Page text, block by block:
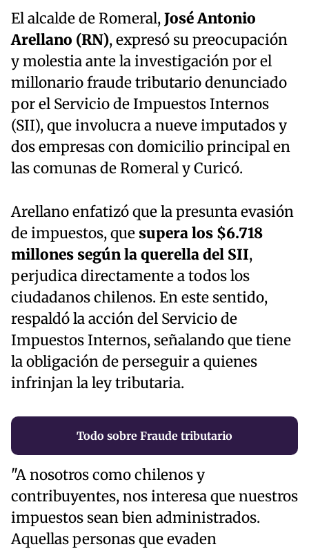
El alcalde de Romeral,José Antonio
Arellano (RN), expresó su preocupación
y molestia ante la investigación por el
millonario fraude tributario denunciado
por el Servicio de Impuestos Internos
(SII), que involucra a nueve imputados y
dos empresas con domicilio principal en
las comunas de Romeral y Curicó.
Arellano enfatizó que la presunta evasión
de impuestos, que supera los $6.718
millones según la querella del SII,
perjudica directamente a todos los
ciudadanos chilenos. En este sentido,
respaldó la acción del Servicio de
Impuestos Internos, señalando que tiene
la obligación de perseguir a quienes
infrinjan la ley tributaria.
Todo sobre Fraude tributario
"A nosotros como chilenos y
contribuyentes, nos interesa que nuestros
impuestos sean bien administrados.
Aquellas personas que evaden